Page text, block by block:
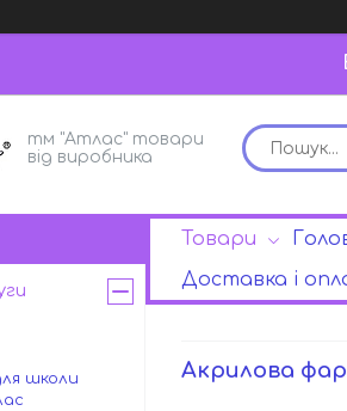
тм "Атлас" товари
від виробника
Товари
Доставка і
Акрилова
школи